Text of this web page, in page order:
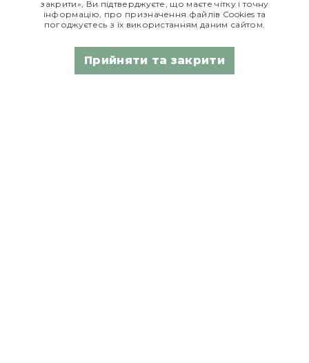
РП МОЗ України
№ UA/8360/01/01
від 19.03.2018
РП МОЗ України
від 12.09.18
закрити», Ви підтверджуєте, що маєте чітку і точну
інформацію, про призначення файлів Сookies та
погоджуєтесь з їх використанням даним сайтом.
Прийняти та закрити